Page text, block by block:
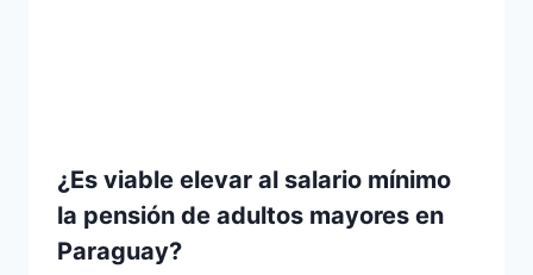
¿Es viable elevar al salario mínimo
la pensión de adultos mayores en
Paraguay?